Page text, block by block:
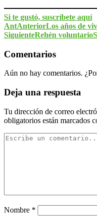
Si te gustó, suscríbete aquí
AntAnteriorLos años de
SiguienteRehén voluntario
Comentarios
Aún no hay comentarios.
Deja una respuesta
Tu dirección de correo
obligatorios están marcados
Nombre *